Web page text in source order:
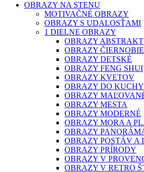
OBRAZY NA STENU
MOTIVAČNÉ OBRAZY
OBRAZY S UDALOSŤAMI
1 DIELNE OBRAZY
OBRAZY
OBRAZY
OBRAZY DETSKÉ
OBRAZY FENG SHUI
OBRAZY KVETOV
OBRAZY DO
OBRAZY
OBRAZY MESTA
OBRAZY MODERNÉ
OBRAZY MORA A
OBRAZY
OBRAZY POSTÁV A
OBRAZY PRÍRODY
OBRAZY V
OBRAZY V RETRO